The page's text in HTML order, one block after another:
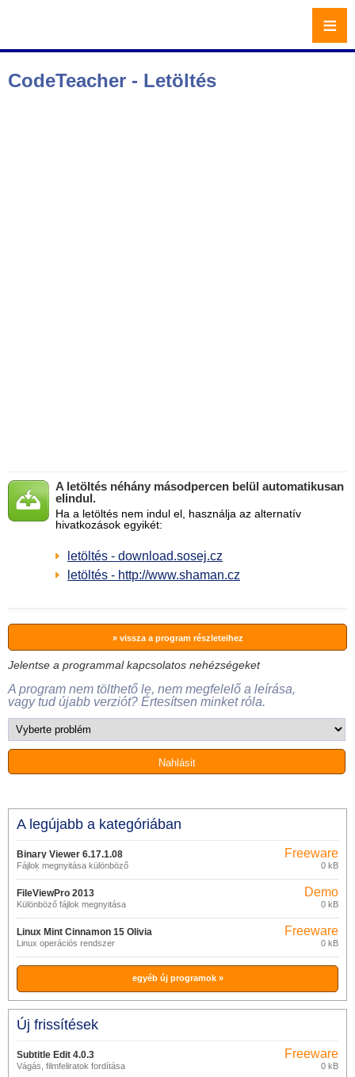
CodeTeacher - Letöltés
A letöltés néhány másodpercen belül automatikusan
elindul.
Ha a letöltés nem indul el, használja az alternatív
hivatkozások egyikét:
letöltés - download.sosej.cz
letöltés - http://www.shaman.cz
» vissza a program részleteihez
Jelentse a programmal kapcsolatos nehézségeket
A program nem tölthető le, nem megfelelő a leírása,
vagy tud újabb verziót? Értesítsen minket róla.
A legújabb a kategóriában
Binary Viewer 6.17.1.08
Fájlok megnyitása különböző
formátumokban
Freeware
0 kB
FileViewPro 2013
Különböző fájlok megnyitása
Demo
0 kB
Linux Mint Cinnamon 15 Olivia
Linux operációs rendszer
Freeware
0 kB
egyéb új programok »
Új frissítések
Subtitle Edit 4.0.3
Vágás, filmfeliratok fordítása
Freeware
0 kB
≡